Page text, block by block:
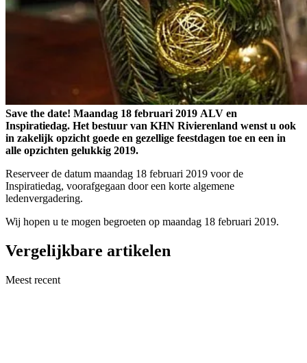
Save the date! Maandag 18 februari 2019 ALV en
Inspiratiedag. Het bestuur van KHN Rivierenland wenst u ook
in zakelijk opzicht goede en gezellige feestdagen toe en een in
alle opzichten gelukkig 2019.
Reserveer de datum maandag 18 februari 2019 voor de
Inspiratiedag, voorafgegaan door een korte algemene
ledenvergadering.
Wij hopen u te mogen begroeten op maandag 18 februari 2019.
Vergelijkbare artikelen
Meest recent